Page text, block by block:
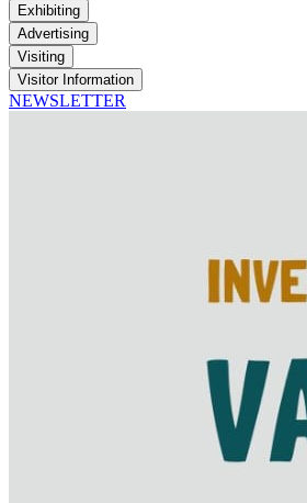
Exhibiting
Advertising
Visiting
Visitor Information
NEWSLETTER